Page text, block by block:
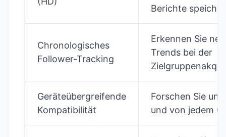
Berichte
Chronologisches
Follower-Tracking
Erkennen Sie
Trends bei der
Geräteübergreifende
Kompatibilität
Forschen Sie
und von jedem